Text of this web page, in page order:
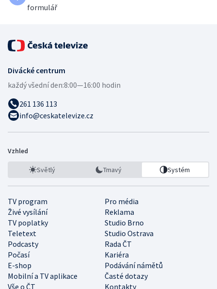
formulář
Divácké centrum
každý všední den:8:00—16:00 hodin
261 136 113
info@ceskatelevize.cz
Vzhled
Světlý Tmavý Systém
TV program
Pro média
Živé vysílání
Reklama
TV poplatky
Studio Brno
Teletext
Studio Ostrava
Podcasty
Rada ČT
Počasí
Kariéra
E-shop
Podávání námětů
Mobilní a TV aplikace
Časté dotazy
Vše o ČT
Kontakty